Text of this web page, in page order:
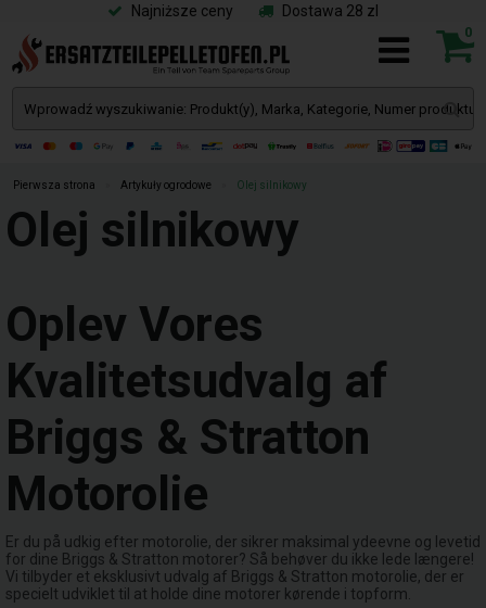
Najniższe ceny Dostawa 28 zl
0
Pierwsza strona Artykuły ogrodowe Olej silnikowy
Olej silnikowy
Oplev Vores
Kvalitetsudvalg af
Briggs & Stratton
Motorolie
Er du på udkig efter motorolie, der sikrer maksimal ydeevne og levetid
for dine Briggs & Stratton motorer? Så behøver du ikke lede længere!
Vi tilbyder et eksklusivt udvalg af Briggs & Stratton motorolie, der er
specielt udviklet til at holde dine motorer kørende i topform.